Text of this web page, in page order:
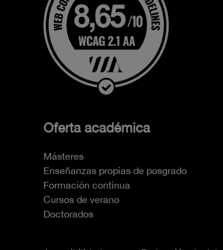
Oferta académica
Másteres
Enseñanzas propias de posgrado
Formación continua
Cursos de verano
Doctorados